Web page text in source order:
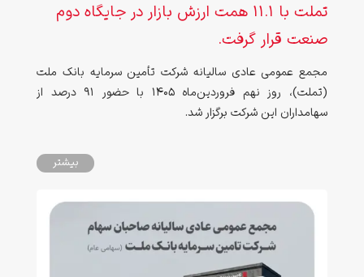
تملت با ۱۱.۱ همت ارزش بازار در جایگاه دوم
صنعت قرار گرفت.
مجمع عمومی عادی سالیانه شرکت تأمین سرمایه بانک ملت
(تملت)، روز نهم فروردین‌ماه ۱۴۰۵ با حضور ۹۱ درصد از
سهامداران این شرکت برگزار شد.
بیشتر